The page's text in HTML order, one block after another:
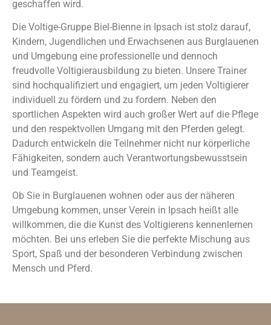
geschaffen wird.
Die Voltige-Gruppe Biel-Bienne in Ipsach ist stolz darauf,
Kindern, Jugendlichen und Erwachsenen aus Burglauenen
und Umgebung eine professionelle und dennoch
freudvolle Voltigierausbildung zu bieten. Unsere Trainer
sind hochqualifiziert und engagiert, um jeden Voltigierer
individuell zu fördern und zu fordern. Neben den
sportlichen Aspekten wird auch großer Wert auf die Pflege
und den respektvollen Umgang mit den Pferden gelegt.
Dadurch entwickeln die Teilnehmer nicht nur körperliche
Fähigkeiten, sondern auch Verantwortungsbewusstsein
und Teamgeist.
Ob Sie in Burglauenen wohnen oder aus der näheren
Umgebung kommen, unser Verein in Ipsach heißt alle
willkommen, die die Kunst des Voltigierens kennenlernen
möchten. Bei uns erleben Sie die perfekte Mischung aus
Sport, Spaß und der besonderen Verbindung zwischen
Mensch und Pferd.